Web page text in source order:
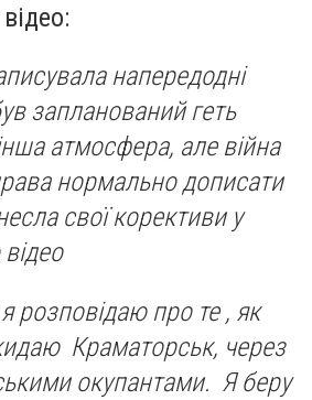
напередодні
запланований геть
атмосфера, але війна
нормально дописати
свої корективи у
розповідаю про те , як
Краматорськ, через
окупантами. Я беру